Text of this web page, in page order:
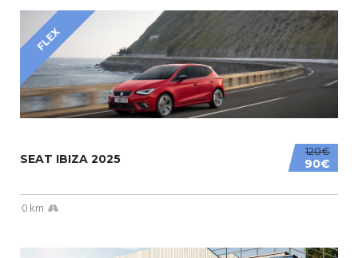
FLEX
120€
90€
SEAT IBIZA 2025
0 km